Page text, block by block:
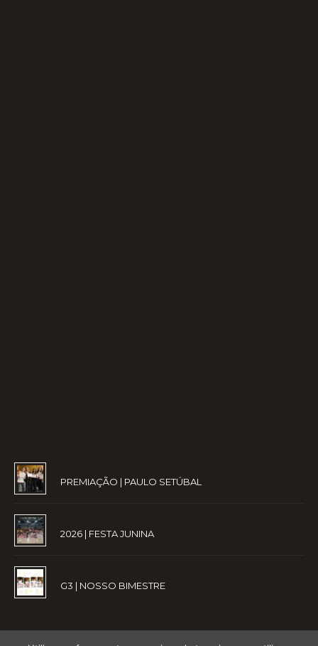
PREMIAÇÃO | PAULO SETÚBAL
2026 | FESTA JUNINA
G3 | NOSSO BIMESTRE